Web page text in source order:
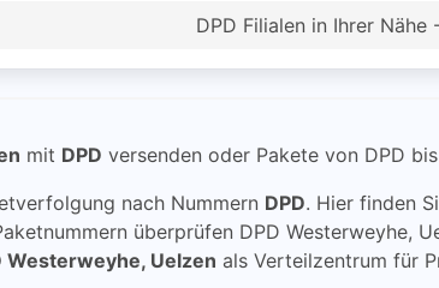
DPD Filialen in Ihrer Nähe
mit DPD versenden oder Pakete von DPD bis
nach Nummern DPD. Hier finden
überprüfen DPD Westerweyhe,
Westerweyhe, Uelzen als Verteilzentrum für